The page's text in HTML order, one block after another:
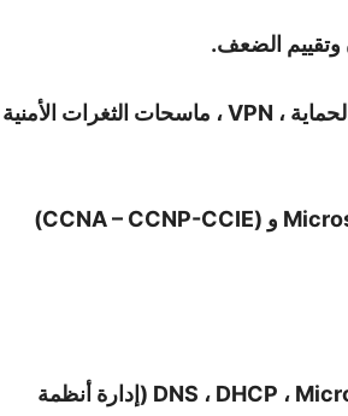
وتقييم الضعف.
يفضل خبرة في التعامل مع أجهزة حماية الشبكة (جدران الحماية ، VPN ، ماسحات الثغرات الأمنية
يفضل حاملي دورات MCSE و MCSA المعتمدة من Microsoft و (CCNA – CCNP-CCIE)
# الدليل النشط ، وحدة تحكم المجال ، DNS ، DHCP ، Microsoft Exchange (إدارة أنظمة